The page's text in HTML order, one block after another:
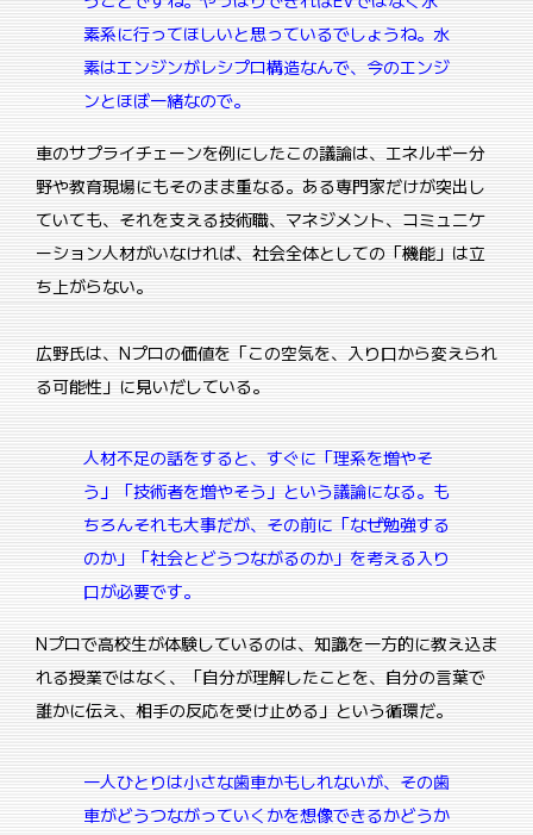
素系に行ってほしいと思っているでしょうね。水
素はエンジンがレシプロ構造なんで、今のエンジ
ンとほぼ一緒なので。
車のサプライチェーンを例にしたこの議論は、エネルギー分
野や教育現場にもそのまま重なる。ある専門家だけが突出し
ていても、それを支える技術職、マネジメント、コミュニケ
ーション人材がいなければ、社会全体としての「機能」は立
ち上がらない。
広野氏は、Nプロの価値を「この空気を、入り口から変えられ
る可能性」に見いだしている。
人材不足の話をすると、すぐに「理系を増やそ
う」「技術者を増やそう」という議論になる。も
ちろんそれも大事だが、その前に「なぜ勉強する
のか」「社会とどうつながるのか」を考える入り
口が必要です。
Nプロで高校生が体験しているのは、知識を一方的に教え込ま
れる授業ではなく、「自分が理解したことを、自分の言葉で
誰かに伝え、相手の反応を受け止める」という循環だ。
一人ひとりは小さな歯車かもしれないが、その歯
車がどうつながっていくかを想像できるかどうか